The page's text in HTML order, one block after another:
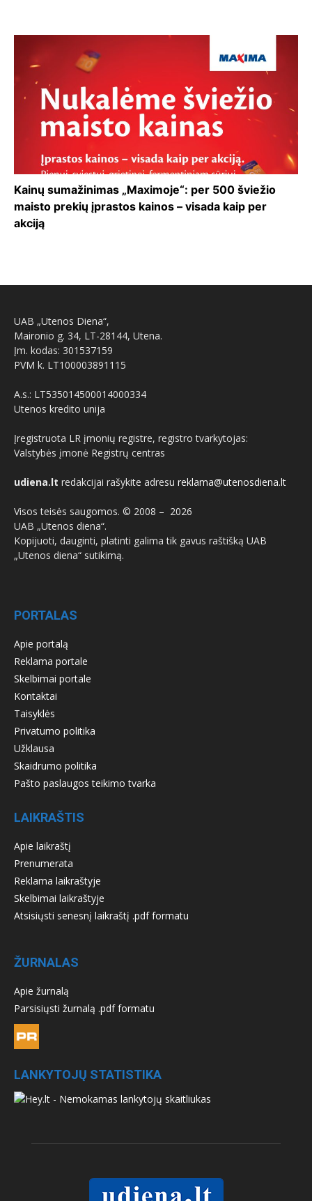
Kainų sumažinimas „Maximoje“: per 500 šviežio
maisto prekių įprastos kainos – visada kaip per
akciją
UAB „Utenos Diena“,
Maironio g. 34, LT-28144, Utena.
Įm. kodas: 301537159
PVM k. LT100003891115
A.s.: LT535014500014000334
Utenos kredito unija
Įregistruota LR įmonių registre, registro tvarkytojas:
Valstybės įmonė Registrų centras
udiena.lt redakcijai rašykite adresu reklama@utenosdiena.lt
Visos teisės saugomos. © 2008 – 2026
UAB „Utenos diena“.
Kopijuoti, dauginti, platinti galima tik gavus raštišką UAB
„Utenos diena“ sutikimą.
PORTALAS
Apie portalą
Reklama portale
Skelbimai portale
Kontaktai
Taisyklės
Privatumo politika
Užklausa
Skaidrumo politika
Pašto paslaugos teikimo tvarka
LAIKRAŠTIS
Apie laikraštį
Prenumerata
Reklama laikraštyje
Skelbimai laikraštyje
Atsisiųsti senesnį laikraštį .pdf formatu
ŽURNALAS
Apie žurnalą
Parsisiųsti žurnalą .pdf formatu
LANKYTOJŲ STATISTIKA